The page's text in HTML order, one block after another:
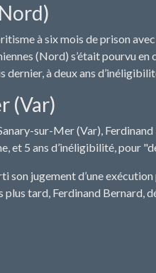
à six mois de prison
(Nord) s’était pourvu en
dernier, à deux ans
(Var)
sur-Mer (Var),
et 5 ans d’inéligibilité, pour
son jugement d’une
plus tard, Ferdinand